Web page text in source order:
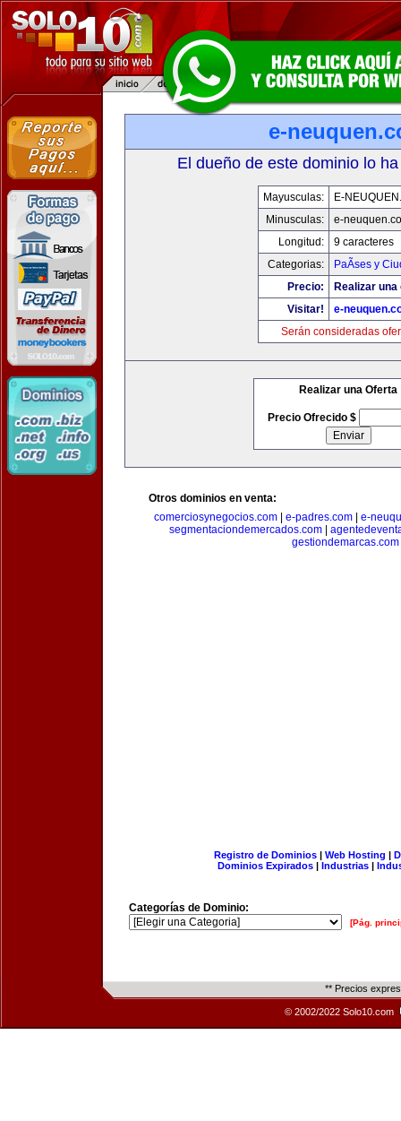
e-
El dueño de este dominio lo
Mayusculas:
E-
Minusculas:
e-
Longitud:
9 caracteres
Categorias:
PaÃ­ses y
Precio:
Realizar
Visitar!
e-
Serán consideradas
Realizar una Oferta
Precio Ofrecido $
Otros dominios en venta:
comerciosynegocios.com| e-padres.com| e-
segmentaciondemercados.com
gestiondemarcas.com
Registro de Dominios| Web Hosting |
Dominios Expirados | Industrias |
Categorías de Dominio:
[Pág.
** Precios
© 2002/2022 Solo10.com